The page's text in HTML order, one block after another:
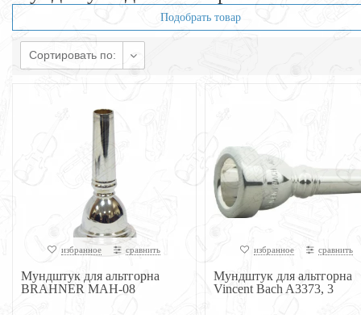
Подобрать товар
Сортировать по:
избранное сравнить
Мундштук для альтгорна
BRAHNER MAH-08
избранное сравнить
Мундштук для альтгорна
Vincent Bach A3373, 3